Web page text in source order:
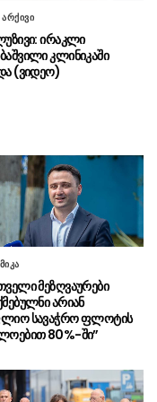
000
ირაკლი
კლინიკაში
(ვიდეო)
მეზღვაურები
არიან
სავაჭრო ფლოტის
80%-ში”